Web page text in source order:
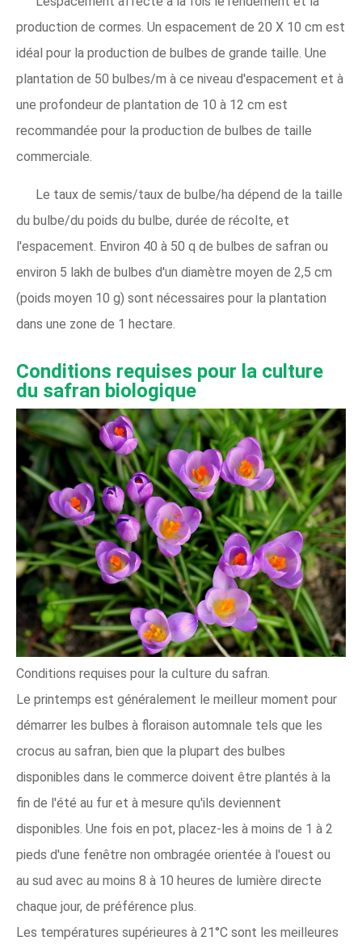
production de cormes. Un espacement de 20 X 10 cm est
idéal pour la production de bulbes de grande taille. Une
plantation de 50 bulbes/m à ce niveau d'espacement et à
une profondeur de plantation de 10 à 12 cm est
recommandée pour la production de bulbes de taille
commerciale.
Le taux de semis/taux de bulbe/ha dépend de la taille
du bulbe/du poids du bulbe, durée de récolte, et
l'espacement. Environ 40 à 50 q de bulbes de safran ou
environ 5 lakh de bulbes d'un diamètre moyen de 2,5 cm
(poids moyen 10 g) sont nécessaires pour la plantation
dans une zone de 1 hectare.
Conditions requises pour la culture
du safran biologique
Conditions requises pour la culture du safran.
Le printemps est généralement le meilleur moment pour
démarrer les bulbes à floraison automnale tels que les
crocus au safran, bien que la plupart des bulbes
disponibles dans le commerce doivent être plantés à la
fin de l'été au fur et à mesure qu'ils deviennent
disponibles. Une fois en pot, placez-les à moins de 1 à 2
pieds d'une fenêtre non ombragée orientée à l'ouest ou
au sud avec au moins 8 à 10 heures de lumière directe
chaque jour, de préférence plus.
Les températures supérieures à 21°C sont les meilleures